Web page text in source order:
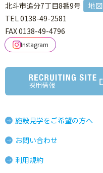
北斗市追分7丁目8番9号
地図
TEL 0138-49-2581
FAX 0138-49-4796
Instagram
採用情報
施設見学をご希望の方へ
お問い合わせ
利用規約